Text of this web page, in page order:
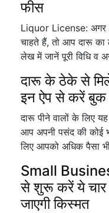
फीस
Liquor License: अगर
चाहते हैं, तो आप दारू
लेख में जानें पूरी विधि व
दारू के ठेके से
इन ऐप से करें बुक
दारू पीने वालों के लिए
आप अपनी पसंद की कोई
लिए आपको अधिक पैसा
Small
से शुरू करें ये चार
जाएगी किस्मत